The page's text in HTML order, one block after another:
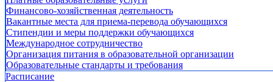
Финансово-хозяйственная деятельность
Вакантные места для приема-перевода обучающихся
Стипендии и меры поддержки обучающихся
Международное сотрудничество
Организация питания в образовательной организации
Образовательные стандарты и требования
Расписание